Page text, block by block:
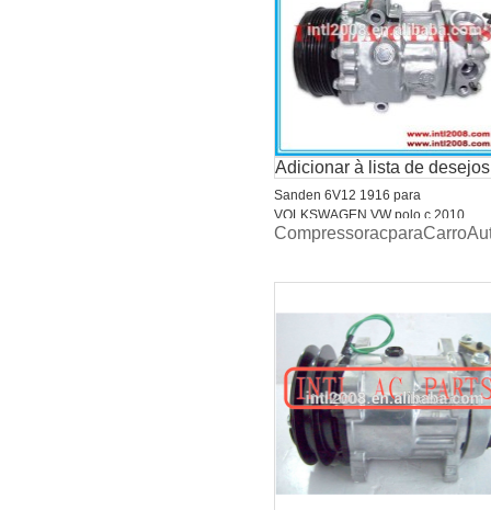
Adicionar à lista de desejos
Sanden 6V12 1916 para
VOLKSWAGEN VW polo c 2010
6RD820803